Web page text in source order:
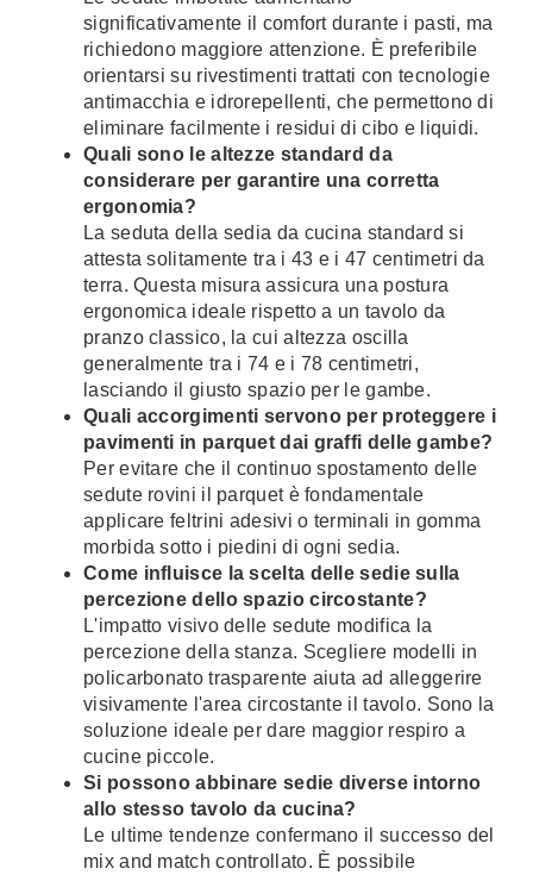
significativamente il comfort durante i pasti, ma
richiedono maggiore attenzione. È preferibile
orientarsi su rivestimenti trattati con tecnologie
antimacchia e idrorepellenti, che permettono di
eliminare facilmente i residui di cibo e liquidi.
Quali sono le altezze standard da
considerare per garantire una corretta
ergonomia?
La seduta della sedia da cucina standard si
attesta solitamente tra i 43 e i 47 centimetri da
terra. Questa misura assicura una postura
ergonomica ideale rispetto a un tavolo da
pranzo classico, la cui altezza oscilla
generalmente tra i 74 e i 78 centimetri,
lasciando il giusto spazio per le gambe.
Quali accorgimenti servono per proteggere i
pavimenti in parquet dai graffi delle gambe?
Per evitare che il continuo spostamento delle
sedute rovini il parquet è fondamentale
applicare feltrini adesivi o terminali in gomma
morbida sotto i piedini di ogni sedia.
Come influisce la scelta delle sedie sulla
percezione dello spazio circostante?
L'impatto visivo delle sedute modifica la
percezione della stanza. Scegliere modelli in
policarbonato trasparente aiuta ad alleggerire
visivamente l'area circostante il tavolo. Sono la
soluzione ideale per dare maggior respiro a
cucine piccole.
Si possono abbinare sedie diverse intorno
allo stesso tavolo da cucina?
Le ultime tendenze confermano il successo del
mix and match controllato. È possibile